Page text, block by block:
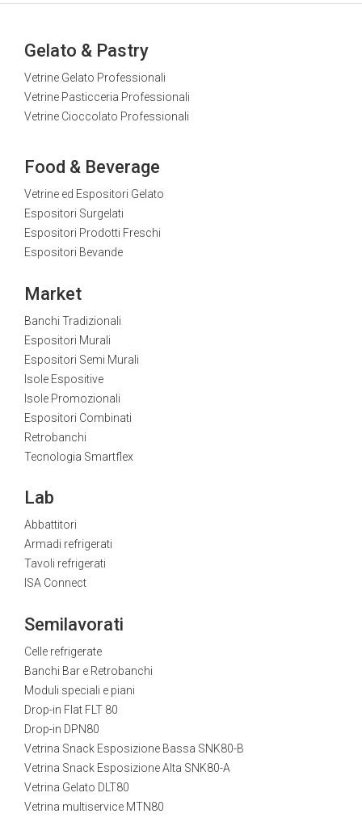
Gelato & Pastry
Vetrine Gelato Professionali
Vetrine Pasticceria Professionali
Vetrine Cioccolato Professionali
Food & Beverage
Vetrine ed Espositori Gelato
Espositori Surgelati
Espositori Prodotti Freschi
Espositori Bevande
Market
Banchi Tradizionali
Espositori Murali
Espositori Semi Murali
Isole Espositive
Isole Promozionali
Espositori Combinati
Retrobanchi
Tecnologia Smartflex
Lab
Abbattitori
Armadi refrigerati
Tavoli refrigerati
ISA Connect
Semilavorati
Celle refrigerate
Banchi Bar e Retrobanchi
Moduli speciali e piani
Drop-in Flat FLT 80
Drop-in DPN80
Vetrina Snack Esposizione Bassa SNK80-B
Vetrina Snack Esposizione Alta SNK80-A
Vetrina Gelato DLT80
Vetrina multiservice MTN80